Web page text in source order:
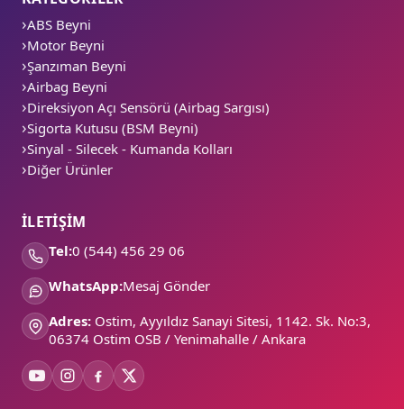
ABS Beyni
Motor Beyni
Şanzıman Beyni
Airbag Beyni
Direksiyon Açı Sensörü (Airbag Sargısı)
Sigorta Kutusu (BSM Beyni)
Sinyal - Silecek - Kumanda Kolları
Diğer Ürünler
İLETİŞİM
Tel:0 (544) 456 29 06
WhatsApp:Mesaj Gönder
Adres: Ostim, Ayyıldız Sanayi Sitesi, 1142. Sk. No:3,
06374 Ostim OSB / Yenimahalle / Ankara